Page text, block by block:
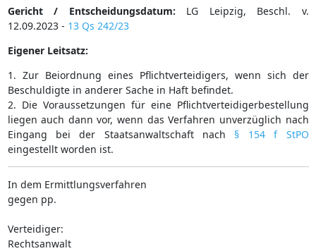
Gericht / Entscheidungsdatum: LG Leipzig, Beschl. v.
12.09.2023 - 13 Qs 242/23
Eigener Leitsatz:
1. Zur Beiordnung eines Pflichtverteidigers, wenn sich der
Beschuldigte in anderer Sache in Haft befindet.
2. Die Voraussetzungen für eine Pflichtverteidigerbestellung
liegen auch dann vor, wenn das Verfahren unverzüglich nach
Eingang bei der Staatsanwaltschaft nach § 154 f StPO
eingestellt worden ist.
In dem Ermittlungsverfahren
gegen pp.
Verteidiger:
Rechtsanwalt